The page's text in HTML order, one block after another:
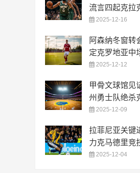
流言四起克拉
2025-12-16
阿森纳冬窗转
定克罗地亚中
2025-12-12
甲骨文球馆见
州勇士队绝杀
2025-12-09
拉菲尼亚关键
力克马德里竞
2025-12-04